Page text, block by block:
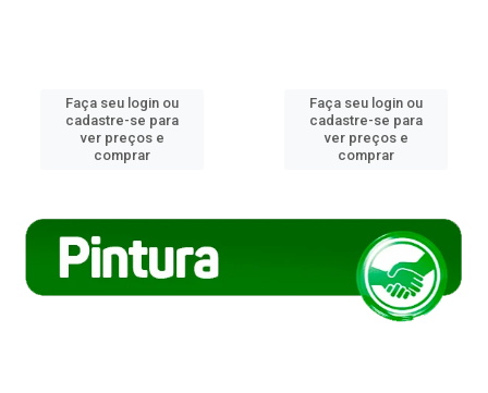
Faça seu login ou
cadastre-se para
ver preços e
comprar
Faça seu login ou
cadastre-se para
ver preços e
comprar